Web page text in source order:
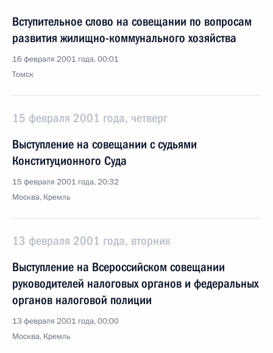
Вступительное слово на совещании по вопросам
развития жилищно-коммунального хозяйства
16 февраля 2001 года, 00:01
Томск
15 февраля 2001 года, четверг
Выступление на совещании с судьями
Конституционного Суда
15 февраля 2001 года, 20:32
Москва, Кремль
13 февраля 2001 года, вторник
Выступление на Всероссийском совещании
руководителей налоговых органов и федеральных
органов налоговой полиции
13 февраля 2001 года, 00:00
Москва, Кремль